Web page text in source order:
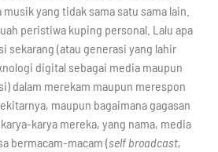
yang tidak sama satu sama lain.
peristiwa kuping personal. Lalu apa
sekarang (atau generasi yang lahir
digital sebagai media maupun
dalam merekam maupun merespon
maupun bagaimana gagasan
karya mereka, yang nama, media
bermacam-macam (self broadcast,